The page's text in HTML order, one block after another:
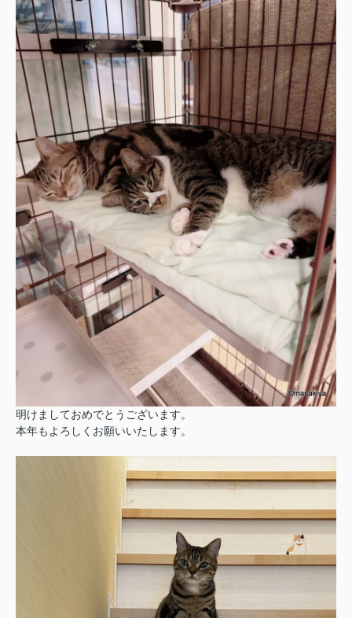
明けましておめでとうございます。
本年もよろしくお願いいたします。